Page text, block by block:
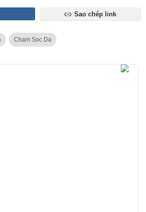
Sao chép link
Cham Soc Da